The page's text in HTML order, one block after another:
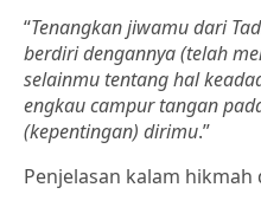
“Tenangkan jiwamu dari
berdiri dengannya (telah
selainmu tentang hal
engkau campur tangan
(kepentingan) dirimu.”
Penjelasan kalam